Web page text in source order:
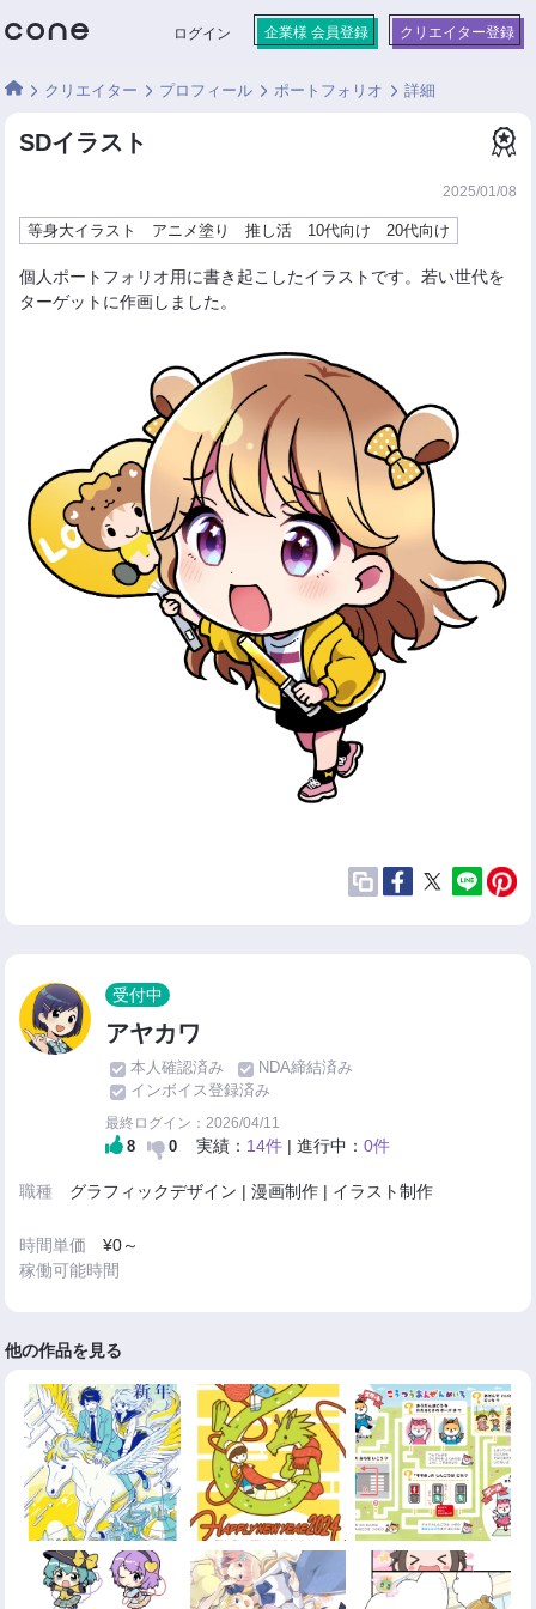
ログイン 企業様 会員登録 クリエイター登録
クリエイター プロフィール ポートフォリオ 詳細
SDイラスト
2025/01/08
等身大イラスト アニメ塗り 推し活 10代向け 20代向け
個人ポートフォリオ用に書き起こしたイラストです。若い世代を
ターゲットに作画しました。
受付中
アヤカワ
本人確認済み
NDA締結済み
インボイス登録済み
最終ログイン：2026/04/11
8 0 実績： 14件 | 進行中：0件
職種 グラフィックデザイン | 漫画制作 | イラスト制作
時間単価¥0～
稼働可能時間
他の作品を見る